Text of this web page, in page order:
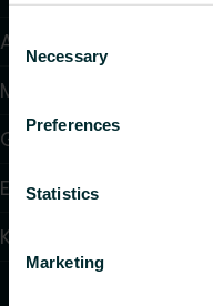
Consent
Selection
Necessary
Preferences
Statistics
Marketing
Allalaetav info
Meist
Garantiitingimused
Edasimüüjad
Kontaktid